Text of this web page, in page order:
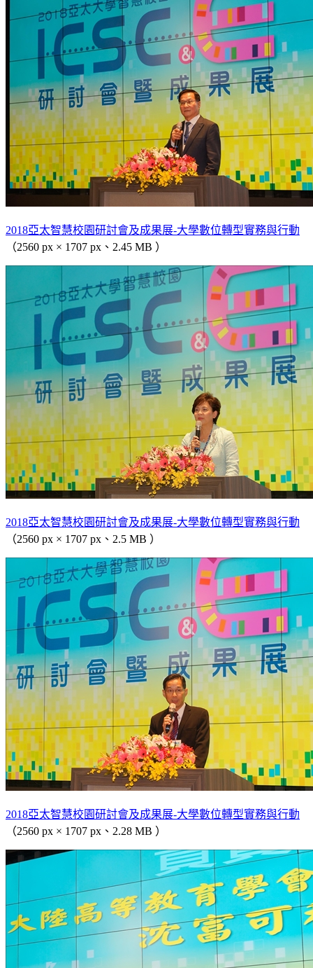
2018亞太智慧校園研討會及成果展-大學數位轉型實務與行動
（2560 px × 1707 px、2.45 MB ）
2018亞太智慧校園研討會及成果展-大學數位轉型實務與行動
（2560 px × 1707 px、2.5 MB ）
2018亞太智慧校園研討會及成果展-大學數位轉型實務與行動
（2560 px × 1707 px、2.28 MB ）